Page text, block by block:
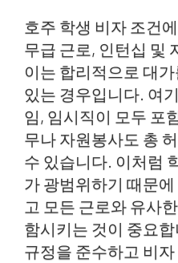
호주 학생 비자 조건
무급 근로, 인턴십 및
이는 합리적으로 대
있는 경우입니다. 여
임, 임시직이 모두 포
무나 자원봉사도 총
수 있습니다. 이처럼
가 광범위하기 때문
고 모든 근로와 유사
함시키는 것이 중요
규정을 준수하고 비